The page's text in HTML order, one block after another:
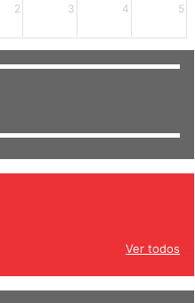
2 3 4 5
Ver todos